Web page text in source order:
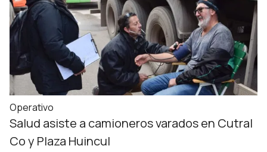
Operativo
Salud asiste a camioneros varados en Cutral
Co y Plaza Huincul